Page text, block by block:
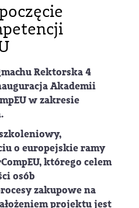
Rektorska 4
Akademii
w zakresie
o europejskie ramy
którego celem
osób
zakupowe na
projektu jest